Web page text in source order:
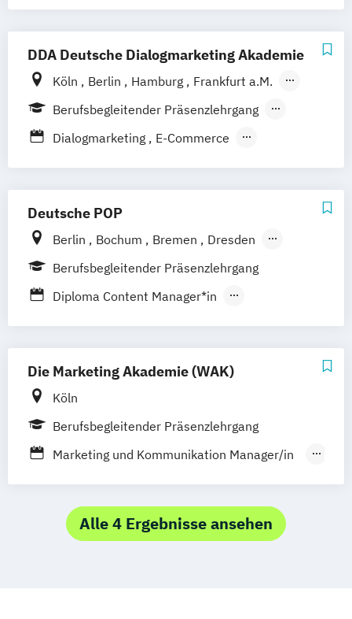
Kompakt-Studium Marketing-
Kommunikationswirt
Marketing-Kommunikationswirt
Online Marketing Manager PR-Fachwirt
DDA Deutsche Dialogmarketing Akademie
Köln Berlin Hamburg
Frankfurt a.M.
Stuttgart
München
Berufsbegleitender Präsenzlehrgang
Fernlehrgang
Dialogmarketing
E-Commerce
Deutsche POP
Berlin Bochum Bremen
Dresden
Frankfurt am Main
Hamburg
Hannover
Stuttgart
Berufsbegleitender Präsenzlehrgang
Diploma Content Manager*in
Diploma Online-Marketing-Manager*in
Die Marketing Akademie (WAK)
Köln
Berufsbegleitender Präsenzlehrgang
Marketing und Kommunikation Manager/in
Staatlich geprüfter Betriebswirt/in für
Marketingkommunikation
Alle 4 Ergebnisse ansehen